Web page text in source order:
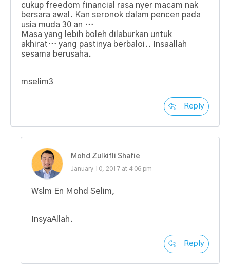
cukup freedom financial rasa nyer macam nak
bersara awal. Kan seronok dalam pencen pada
usia muda 30 an …
Masa yang lebih boleh dilaburkan untuk
akhirat… yang pastinya berbaloi.. Insaallah
sesama berusaha.
mselim3
Reply
Mohd Zulkifli Shafie
January 10, 2017 at 4:06 pm
Wslm En Mohd Selim,
InsyaAllah.
Reply